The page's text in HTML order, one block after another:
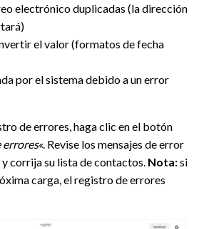
electrónico duplicadas (la dirección
el valor (formatos de fecha
por el sistema debido a un error
de errores, haga clic en el botón
errores«. Revise los mensajes de error
corrija su lista de contactos. Nota:si
carga, el registro de errores